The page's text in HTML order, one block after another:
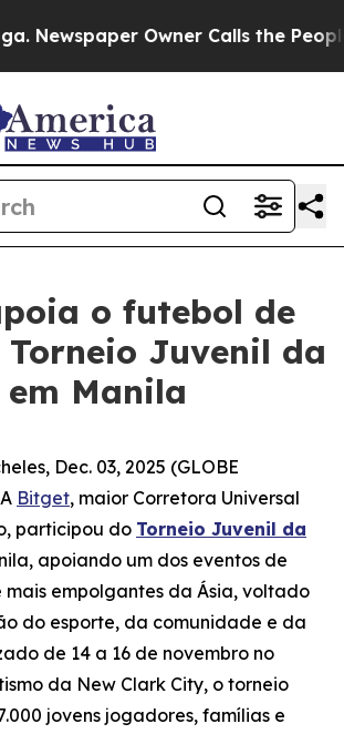
Owner Calls the People
o futebol de
Torneio Juvenil da
em Manila
Dec. 03, 2025 (GLOBE
Bitget, maior Corretora Universal
participou do Torneio Juvenil da
apoiando um dos eventos de
empolgantes da Ásia, voltado
do esporte, da comunidade e da
de 14 a 16 de novembro no
da New Clark City, o torneio
jovens jogadores, famílias e